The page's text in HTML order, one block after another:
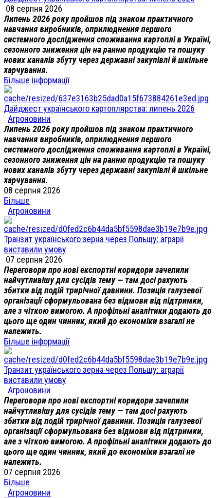
08 серпня 2026
Липень 2026 року пройшов під знаком практичного
навчання виробників, оприлюднення першого
системного дослідження споживання картоплі в Україні,
сезонного зниження цін на ранню продукцію та пошуку
нових каналів збуту через державні закупівлі й шкільне
харчування.
Більше інформації
Дайджест українського картоплярства: липень 2026
Агроновини
Липень 2026 року пройшов під знаком практичного
навчання виробників, оприлюднення першого
системного дослідження споживання картоплі в Україні,
сезонного зниження цін на ранню продукцію та пошуку
нових каналів збуту через державні закупівлі й шкільне
харчування.
08 серпня 2026
Більше
Агроновини
Транзит українського зерна через Польщу: аграрії
виставили умову
07 серпня 2026
Переговори про нові експортні коридори зачепили
найчутливішу для сусідів тему — там досі рахують
збитки від подій трирічної давнини. Позиція галузевої
організації сформульована без відмови від підтримки,
але з чіткою вимогою. А профільні аналітики додають до
цього ще один чинник, який до економіки взагалі не
належить.
Більше інформації
Транзит українського зерна через Польщу: аграрії
виставили умову
Агроновини
Переговори про нові експортні коридори зачепили
найчутливішу для сусідів тему — там досі рахують
збитки від подій трирічної давнини. Позиція галузевої
організації сформульована без відмови від підтримки,
але з чіткою вимогою. А профільні аналітики додають до
цього ще один чинник, який до економіки взагалі не
належить.
07 серпня 2026
Більше
Агроновини